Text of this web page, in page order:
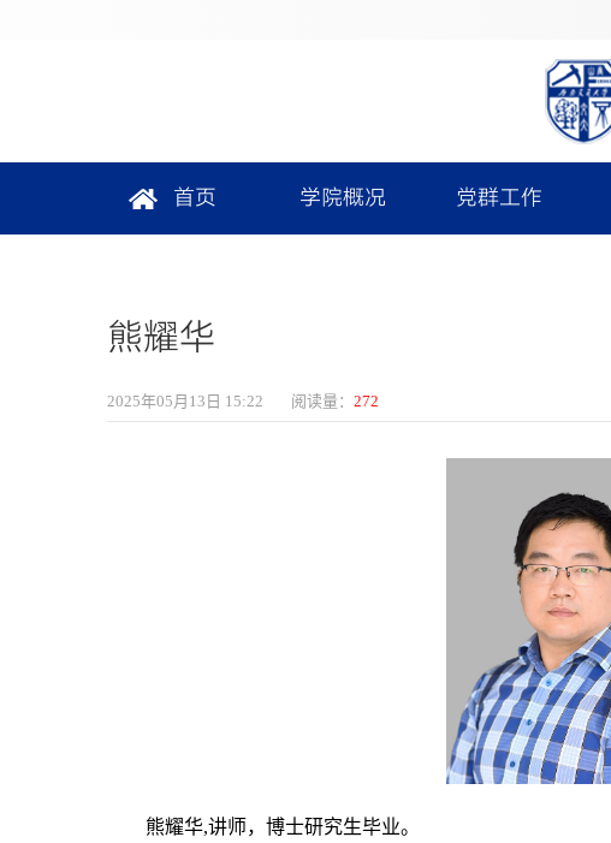
首页 学院概况 党群工作
熊耀华
2025年05月13日 15:22 阅读量： 272
熊耀华,讲师，博士研究生毕业。